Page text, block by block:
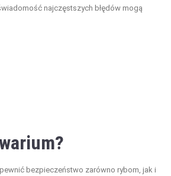
najczęstszych błędów mogą
bezpieczeństwo zarówno rybom, jak i